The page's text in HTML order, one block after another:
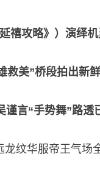
攻略》）演绎
美”桥段拍出新鲜
言“手势舞”路透
华服帝王气场